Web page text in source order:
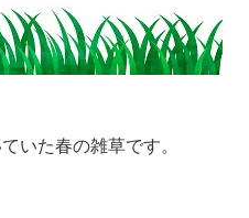
いた春の雑草です。